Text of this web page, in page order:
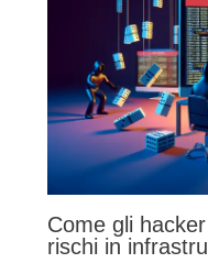
Come gli
rischi in